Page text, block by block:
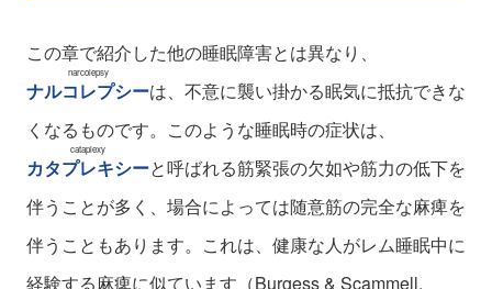
この章で紹介した他の睡眠障害とは異なり、
ナルコレプシー
narcolepsy
は、不意に襲い掛かる眠気に抵抗できな
くなるものです。このような睡眠時の症状は、
カタプレキシー
cataplexy
と呼ばれる筋緊張の欠如や筋力の低下を
伴うことが多く、場合によっては随意筋の完全な麻痺を
伴うこともあります。これは、健康な人がレム睡眠中に
経験する麻痺に似ています（Burgess & Scammell,